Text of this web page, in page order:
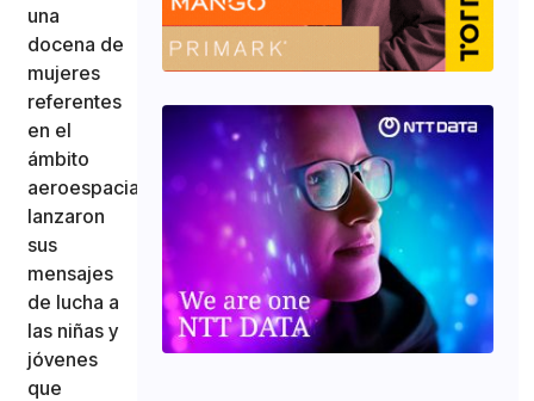
una
docena de
mujeres
referentes
en el
ámbito
aeroespacial
lanzaron
sus
mensajes
de lucha a
las niñas y
jóvenes
que